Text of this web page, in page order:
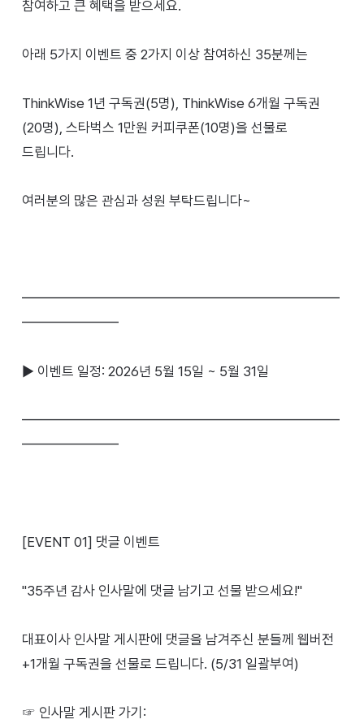
참여하고 큰 혜택을 받으세요.
아래 5가지 이벤트 중 2가지 이상 참여하신 35분께는
ThinkWise 1년 구독권(5명), ThinkWise 6개월 구독권
(20명), 스타벅스 1만원 커피쿠폰(10명)을 선물로
드립니다.
여러분의 많은 관심과 성원 부탁드립니다~
━━━━━━━━━━━━━━━━━━━━━━━
━━━━━━━
▶ 이벤트 일정: 2026년 5월 15일 ~ 5월 31일
━━━━━━━━━━━━━━━━━━━━━━━
━━━━━━━
[EVENT 01] 댓글 이벤트
"35주년 감사 인사말에 댓글 남기고 선물 받으세요!"
대표이사 인사말 게시판에 댓글을 남겨주신 분들께 웹버전
+1개월 구독권을 선물로 드립니다. (5/31 일괄부여)
☞ 인사말 게시판 가기: